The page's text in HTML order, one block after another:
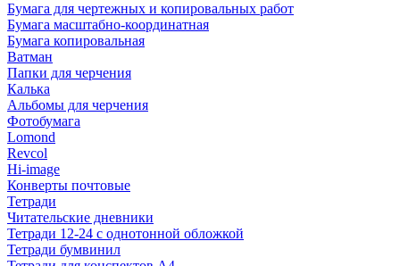
Бумага для чертежных и копировальных работ
Бумага масштабно-координатная
Бумага копировальная
Ватман
Папки для черчения
Калька
Альбомы для черчения
Фотобумага
Lomond
Revcol
Hi-image
Конверты почтовые
Тетради
Читательские дневники
Тетради 12-24 с однотонной обложкой
Тетради бумвинил